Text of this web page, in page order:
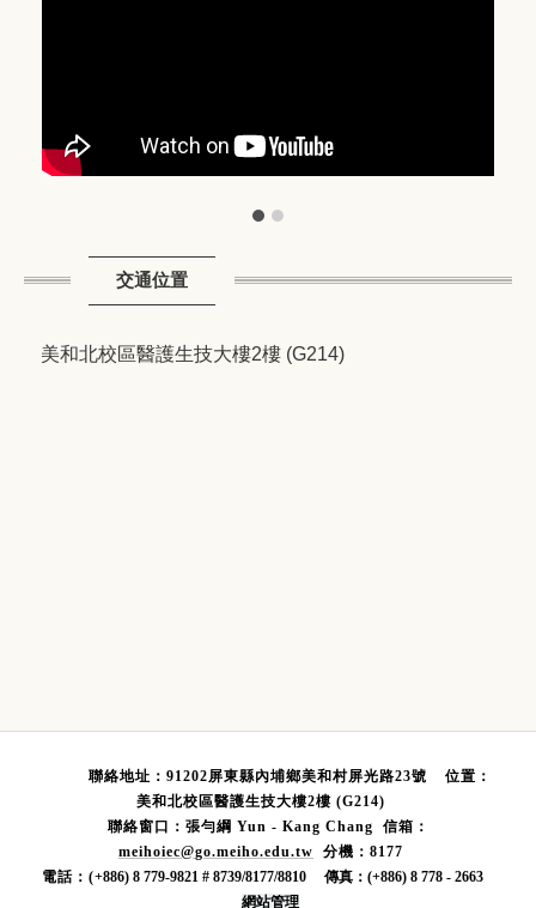
交通位置
美和北校區醫護生技大樓2樓 (G214)
聯絡地址：91202屏東縣內埔鄉美和村屏光路23號
位置：
美和北校區醫護生技大樓2樓 (G214)
聯絡窗口：張勻綱 Yun - Kang Chang 信箱：
meihoiec@go.meiho.edu.tw
分機：8177
電話：(+886) 8 779-9821 # 8739/8177/8810 傳真：(+886) 8 778 - 2663
網站管理